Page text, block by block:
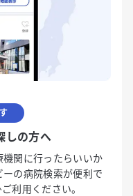
しの方へ
機関に行ったらいいか
の病院検索が便利で
利用ください。